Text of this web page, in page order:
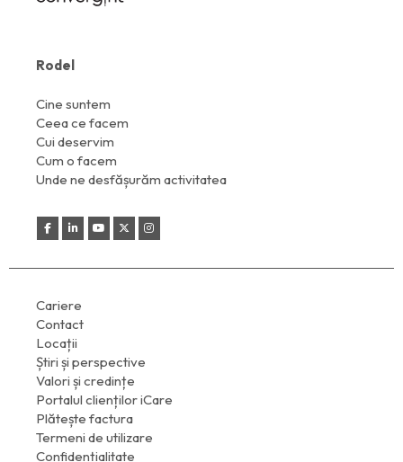
Rodel
Cine suntem
Ceea ce facem
Cui deservim
Cum o facem
Unde ne desfășurăm activitatea
Cariere
Contact
Locații
Știri și perspective
Valori și credințe
Portalul clienților iCare
Plătește factura
Termeni de utilizare
Confidențialitate